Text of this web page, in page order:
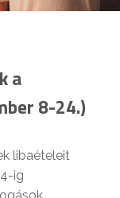
a
8-24.)
libaételeit
ig